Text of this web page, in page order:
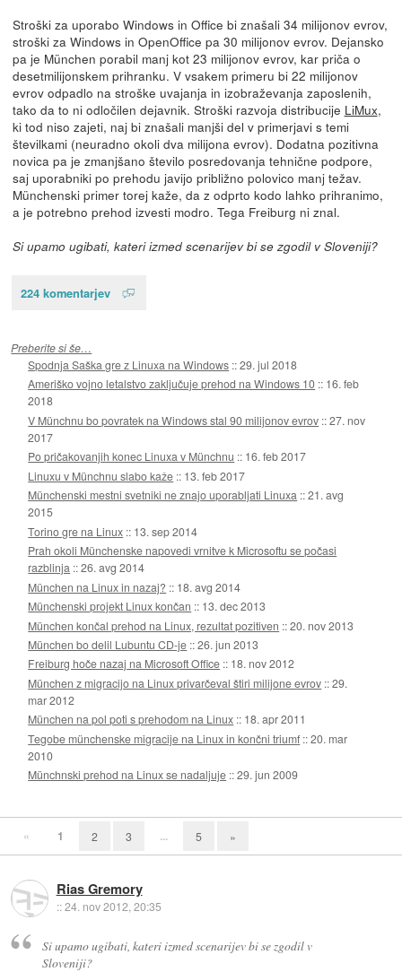
Stroški za uporabo Windows in Office bi znašali 34 milijonov evrov,
stroški za Windows in OpenOffice pa 30 milijonov evrov. Dejansko
pa je München porabil manj kot 23 milijonov evrov, kar priča o
desetmilijonskem prihranku. V vsakem primeru bi 22 milijonov
evrov odpadlo na stroške uvajanja in izobraževanja zaposlenih,
tako da to ni odločilen dejavnik. Stroški razvoja distribucije LiMux,
ki tod niso zajeti, naj bi znašali manjši del v primerjavi s temi
številkami (neuradno okoli dva milijona evrov). Dodatna pozitivna
novica pa je zmanjšano število posredovanja tehnične podpore,
saj uporabniki po prehodu javijo približno polovico manj težav.
Münchenski primer torej kaže, da z odprto kodo lahko prihranimo,
a je potrebno prehod izvesti modro. Tega Freiburg ni znal.
Si upamo ugibati, kateri izmed scenarijev bi se zgodil v Sloveniji?
224 komentarjev
Preberite si še…
Spodnja Saška gre z Linuxa na Windows ::29. jul 2018
Ameriško vojno letalstvo zaključuje prehod na Windows 10 :: 16. feb
2018
V Münchnu bo povratek na Windows stal 90 milijonov evrov ::27. nov
2017
Po pričakovanjih konec Linuxa v Münchnu :: 16. feb 2017
Linuxu v Münchnu slabo kaže :: 13. feb 2017
Münchenski mestni svetniki ne znajo uporabljati Linuxa ::21. avg
2015
Torino gre na Linux :: 13. sep 2014
Prah okoli Münchenske napovedi vrnitve k Microsoftu se počasi
razblinja ::26. avg 2014
München na Linux in nazaj? :: 18. avg 2014
Münchenski projekt Linux končan :: 13. dec 2013
München končal prehod na Linux, rezultat pozitiven ::20. nov 2013
München bo delil Lubuntu CD-je ::26. jun 2013
Freiburg hoče nazaj na Microsoft Office :: 18. nov 2012
München z migracijo na Linux privarčeval štiri milijone evrov ::29.
mar 2012
München na pol poti s prehodom na Linux :: 18. apr 2011
Tegobe münchenske migracije na Linux in končni triumf ::20. mar
2010
Münchnski prehod na Linux se nadaljuje ::29. jun 2009
« 1 2 3 ... 5 »
Rias Gremory
::24. nov 2012, 20:35
Si upamo ugibati, kateri izmed scenarijev bi se zgodil v
Sloveniji?